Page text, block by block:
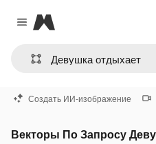
Close menu
Magnific
Создать ИИ-изображение
Векторы По Запросу